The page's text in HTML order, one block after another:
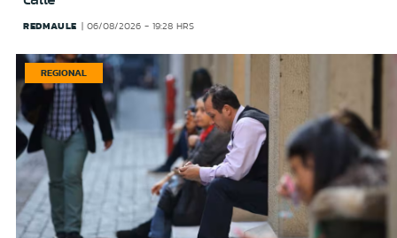
REDMAULE 06/08/2026 - 19:28 HRS
REGIONAL